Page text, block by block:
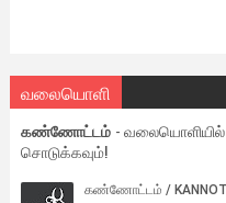
வலையொளி
கண்ணோட்டம் -
சொடுக்கவும்!